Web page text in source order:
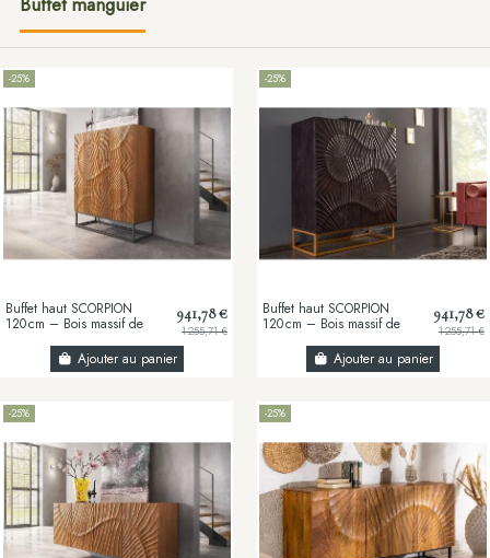
-25%
Buffet haut SCORPION
120 cm – Bois massif de
main, piètement...
941,78 €
1 255,71 €
Ajouter au panier
-25%
Buffet haut SCORPION
120 cm – Bois massif de
main, piètement...
941,78 €
1 255,71 €
Ajouter au panier
-25% -25%